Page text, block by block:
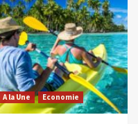
A la Une Economie